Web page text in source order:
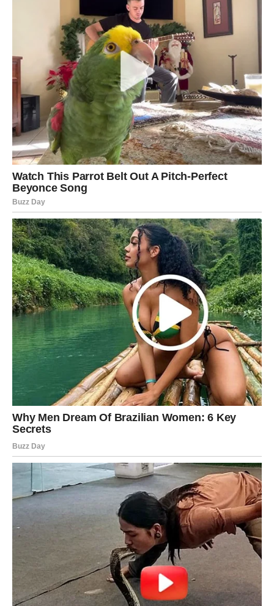
Pred vama je neočekivan preokret.
Događaj koji dolazi mogao bi promijeniti vaše planove i
otvoriti potpuno nove mogućnosti.
Poruka sudbine
Vjerujte svojoj intuiciji.
Sudbina vam sprema veliko
iznenađenje
Pred vama su posebni trenuci.
RIBE
Intuicija vam je jača nego ikada.
Do kraja juna mogli biste ostvariti želju koju dugo nosite u
srcu.
Poruka sudbine
Slušajte svoj unutrašnji glas.
Duša vas vodi prema sreći
Pred vama su emotivni trenuci.
Indijska astrologija pokazuje da do kraja juna mnoge
znakove očekuju važni događaji, ali će se posebno
Rakovi, Škorpije i Vodolije, kojima sudbina
donosi najjače promjene.
Ljubav, novac i životne prilike sada dolaze u prvi plan, a